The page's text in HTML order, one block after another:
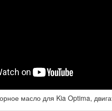
масло для Kia Optima,